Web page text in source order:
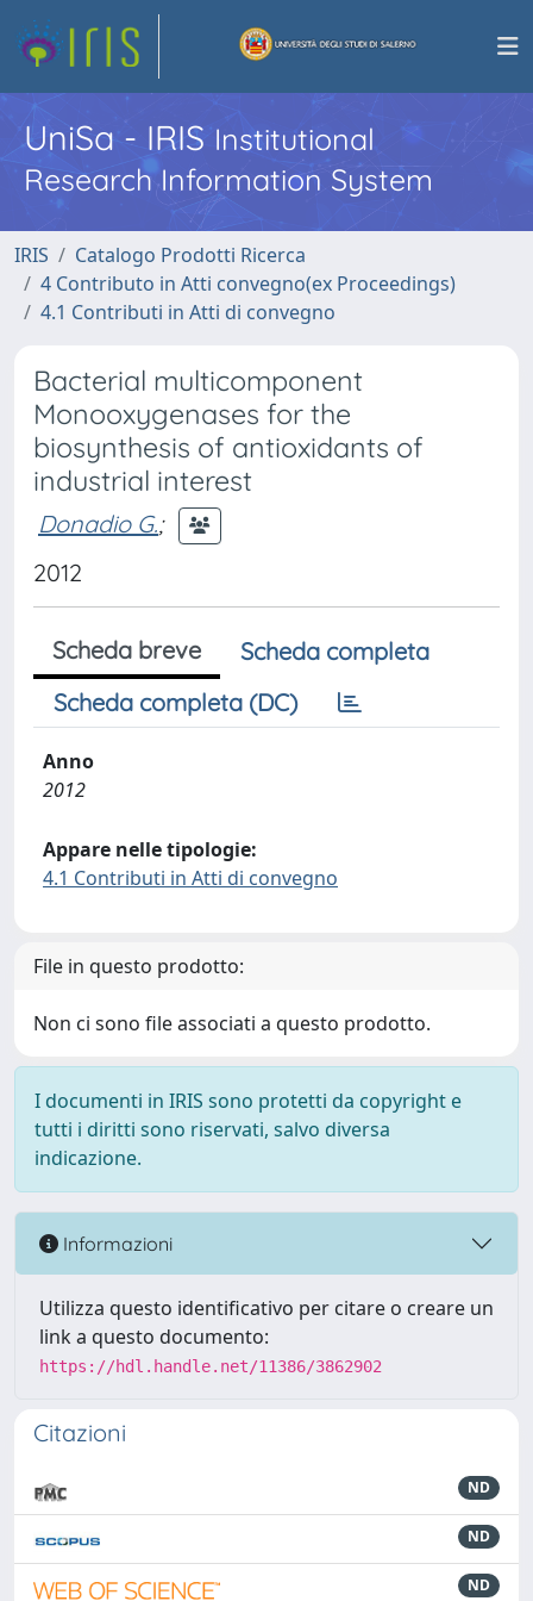
UniSa - IRISInstitutional
Research Information System
IRIS
Catalogo Prodotti Ricerca
4 Contributo in Atti convegno(ex Proceedings)
4.1 Contributi in Atti di convegno
Bacterial multicomponent
Monooxygenases for the
biosynthesis of antioxidants of
industrial interest
Donadio G.;
2012
Scheda breve
Scheda completa
Scheda completa (DC)
Anno
2012
Appare nelle tipologie:
4.1 Contributi in Atti di convegno
File in questo prodotto:
Non ci sono file associati a questo prodotto.
I documenti in IRIS sono protetti da copyright e
tutti i diritti sono riservati, salvo diversa
indicazione.
Informazioni
Utilizza questo identificativo per citare o creare un
link a questo documento:
https://hdl.handle.net/11386/3862902
Citazioni
ND
ND
ND